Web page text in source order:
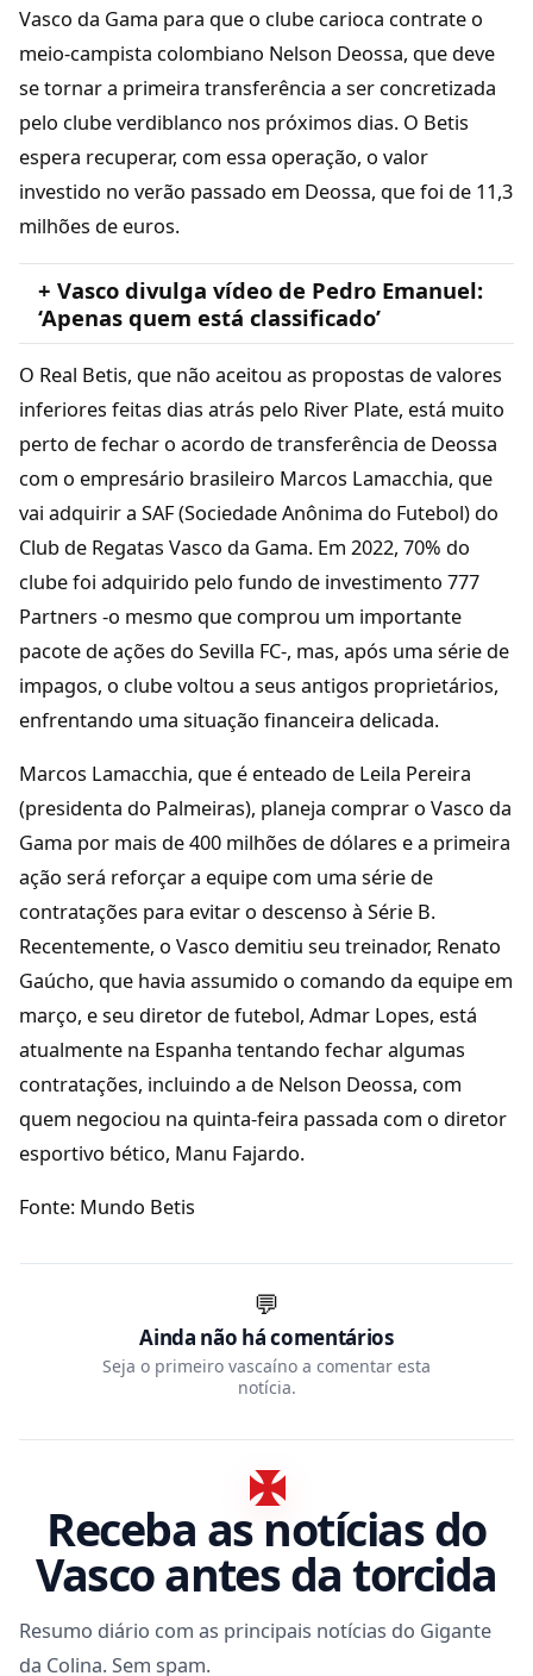
Vasco da Gama para que o clube carioca contrate o
meio-campista colombiano Nelson Deossa, que deve
se tornar a primeira transferência a ser concretizada
pelo clube verdiblanco nos próximos dias. O Betis
espera recuperar, com essa operação, o valor
investido no verão passado em Deossa, que foi de 11,3
milhões de euros.
+ Vasco divulga vídeo de Pedro Emanuel:
‘Apenas quem está classificado’
O Real Betis, que não aceitou as propostas de valores
inferiores feitas dias atrás pelo River Plate, está muito
perto de fechar o acordo de transferência de Deossa
com o empresário brasileiro Marcos Lamacchia, que
vai adquirir a SAF (Sociedade Anônima do Futebol) do
Club de Regatas Vasco da Gama. Em 2022, 70% do
clube foi adquirido pelo fundo de investimento 777
Partners -o mesmo que comprou um importante
pacote de ações do Sevilla FC-, mas, após uma série de
impagos, o clube voltou a seus antigos proprietários,
enfrentando uma situação financeira delicada.
Marcos Lamacchia, que é enteado de Leila Pereira
(presidenta do Palmeiras), planeja comprar o Vasco da
Gama por mais de 400 milhões de dólares e a primeira
ação será reforçar a equipe com uma série de
contratações para evitar o descenso à Série B.
Recentemente, o Vasco demitiu seu treinador, Renato
Gaúcho, que havia assumido o comando da equipe em
março, e seu diretor de futebol, Admar Lopes, está
atualmente na Espanha tentando fechar algumas
contratações, incluindo a de Nelson Deossa, com
quem negociou na quinta-feira passada com o diretor
esportivo bético, Manu Fajardo.
Fonte: Mundo Betis
💬
Ainda não há comentários
Seja o primeiro vascaíno a comentar esta
notícia.
Receba as notícias do
Vasco antes da torcida
Resumo diário com as principais notícias do Gigante
da Colina. Sem spam.